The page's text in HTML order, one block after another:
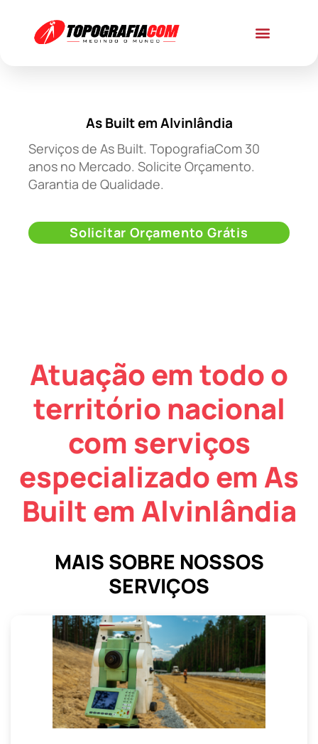
As Built em Alvinlândia
Serviços de As Built. TopografiaCom 30
anos no Mercado. Solicite Orçamento.
Garantia de Qualidade.
Solicitar Orçamento Grátis
Atuação em todo o
território nacional
com serviços
especializado em As
Built em Alvinlândia
MAIS SOBRE NOSSOS
SERVIÇOS